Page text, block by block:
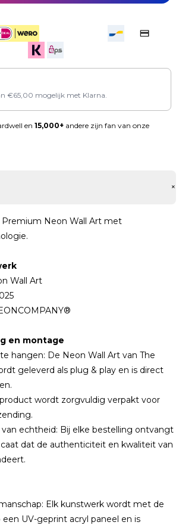
€65,00 mogelijk met Klarna.
en 15,000+ andere zijn fan van onze
+
Neon Wall Art met
Wall Art
en montage
hangen: De Neon Wall Art van The
geleverd als plug & play en is direct
wordt zorgvuldig verpakt voor
echtheid: Bij elke bestelling ontvangt
dat de authenticiteit en kwaliteit van
Elk kunstwerk wordt met de
UV-geprint acryl paneel en is